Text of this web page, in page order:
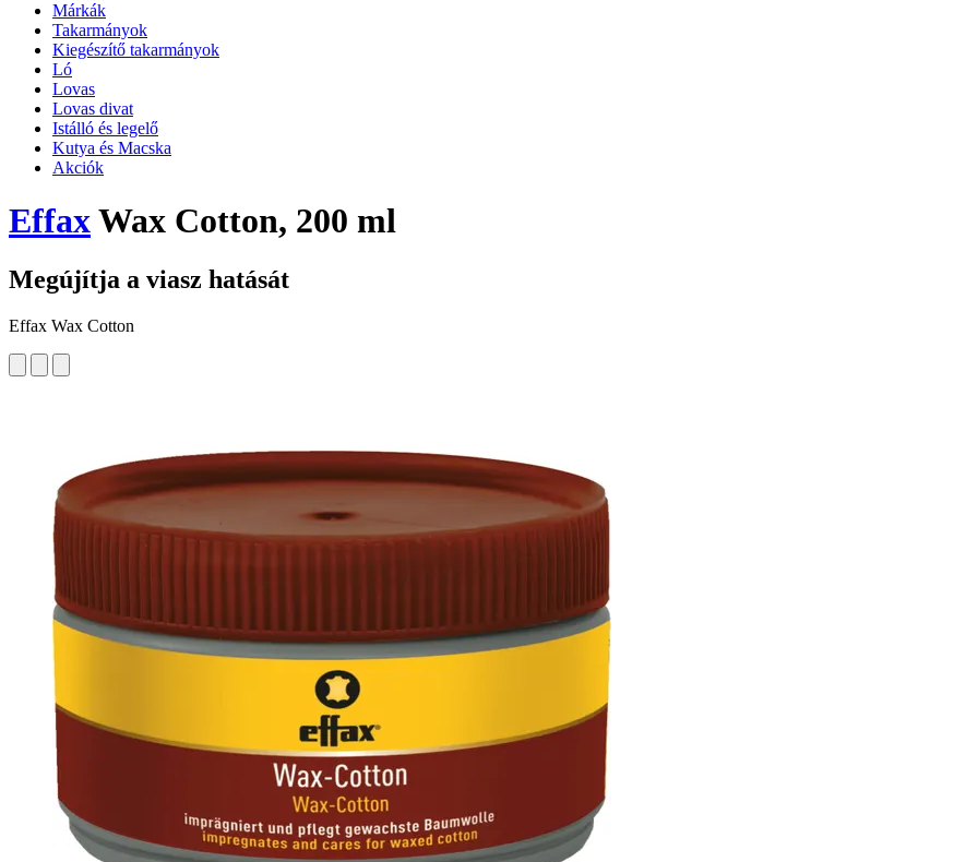
Márkák
Takarmányok
Kiegészítő takarmányok
Ló
Lovas
Lovas divat
Istálló és legelő
Kutya és Macska
Akciók
EffaxWax Cotton, 200 ml
Megújítja a viasz hatását
Effax Wax Cotton